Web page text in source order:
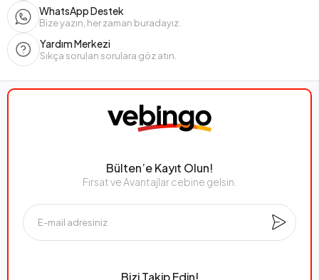
WhatsApp Destek
Bize yazın, her zaman buradayız.
Yardım Merkezi
Sıkça sorulan sorulara göz atın.
Bülten’e Kayıt Olun!
Fırsat ve Avantajlar cebine gelsin.
Bizi Takip Edin!